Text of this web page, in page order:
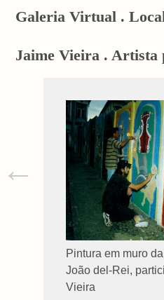
Galeria Virtual .
Jaime Vieira . Artista
Pintura em muro
João del-Rei,
Vieira
←